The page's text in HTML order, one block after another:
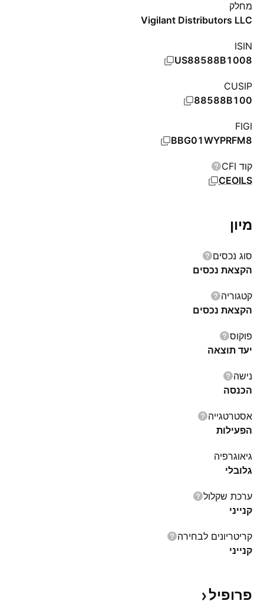
מחלק
Vigilant Distributors LLC
ISIN
US88588B1008
CUSIP
88588B100
FIGI
BBG01WYPRFM8
קוד CFI
CEOILS
מיון
סוג נכסים
הקצאת נכסים
קטגוריה
הקצאת נכסים
פוקוס
יעד תוצאה
נישה
הכנסה
אסטרטגייה
הפעילות
גיאוגרפיה
גלובלי
ערכת שקלול
קנייני
קריטריונים לבחירה
קנייני
פרופיל